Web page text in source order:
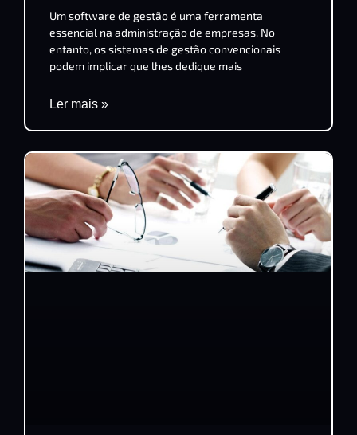
Um software de gestão é uma ferramenta
essencial na administração de empresas. No
entanto, os sistemas de gestão convencionais
podem implicar que lhes dedique mais
Ler mais »